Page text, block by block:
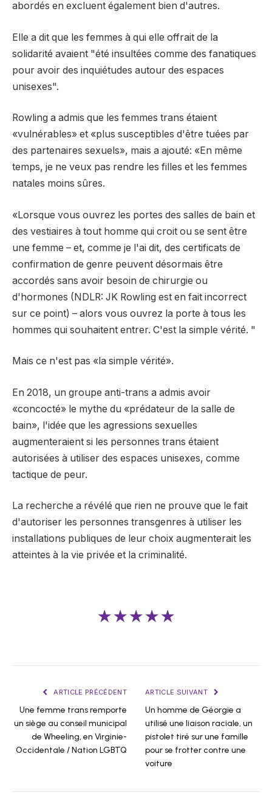
abordés en excluent également bien d'autres.
Elle a dit que les femmes à qui elle offrait de la
solidarité avaient "été insultées comme des fanatiques
pour avoir des inquiétudes autour des espaces
unisexes".
Rowling a admis que les femmes trans étaient
«vulnérables» et «plus susceptibles d'être tuées par
des partenaires sexuels», mais a ajouté: «En même
temps, je ne veux pas rendre les filles et les femmes
natales moins sûres.
«Lorsque vous ouvrez les portes des salles de bain et
des vestiaires à tout homme qui croit ou se sent être
une femme – et, comme je l'ai dit, des certificats de
confirmation de genre peuvent désormais être
accordés sans avoir besoin de chirurgie ou
d'hormones (NDLR: JK Rowling est en fait incorrect
sur ce point) – alors vous ouvrez la porte à tous les
hommes qui souhaitent entrer. C'est la simple vérité. "
Mais ce n'est pas «la simple vérité».
En 2018, un groupe anti-trans a admis avoir
«concocté» le mythe du «prédateur de la salle de
bain», l'idée que les agressions sexuelles
augmenteraient si les personnes trans étaient
autorisées à utiliser des espaces unisexes, comme
tactique de peur.
La recherche a révélé que rien ne prouve que le fait
d'autoriser les personnes transgenres à utiliser les
installations publiques de leur choix augmenterait les
atteintes à la vie privée et la criminalité.
★★★★★
ARTICLE PRÉCÉDENT
Une femme trans remporte
un siège au conseil municipal
de Wheeling, en Virginie-
Occidentale / Nation LGBTQ
ARTICLE SUIVANT
Un homme de Géorgie a
utilisé une liaison raciale, un
pistolet tiré sur une famille
pour se frotter contre une
voiture